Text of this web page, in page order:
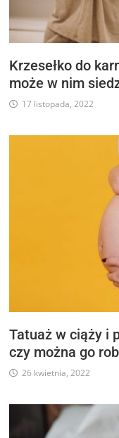
Krzesełko do
może w nim
17 listopada, 2022
Tatuaż w ciąży i
czy można go
26 kwietnia, 2022